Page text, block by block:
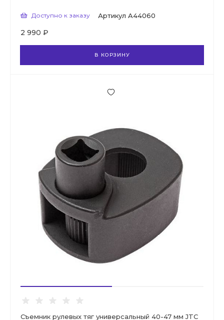
Доступно к заказу Артикул A44060
2 990 ₽
В КОРЗИНУ
Съемник рулевых тяг универсальный 40-47 мм JTC